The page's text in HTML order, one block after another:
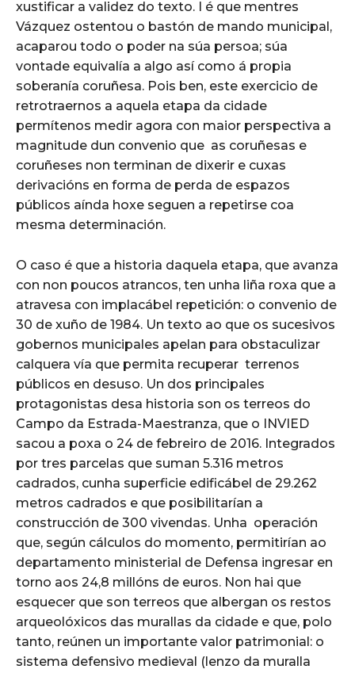
xustificar a validez do texto. I é que mentres
Vázquez ostentou o bastón de mando municipal,
acaparou todo o poder na súa persoa; súa
vontade equivalía a algo así como á propia
soberanía coruñesa. Pois ben, este exercicio de
retrotraernos a aquela etapa da cidade
permítenos medir agora con maior perspectiva a
magnitude dun convenio que as coruñesas e
coruñeses non terminan de dixerir e cuxas
derivacións en forma de perda de espazos
públicos aínda hoxe seguen a repetirse coa
mesma determinación.
O caso é que a historia daquela etapa, que avanza
con non poucos atrancos, ten unha liña roxa que a
atravesa con implacábel repetición: o convenio de
30 de xuño de 1984. Un texto ao que os sucesivos
gobernos municipales apelan para obstaculizar
calquera vía que permita recuperar terrenos
públicos en desuso. Un dos principales
protagonistas desa historia son os terreos do
Campo da Estrada-Maestranza, que o INVIED
sacou a poxa o 24 de febreiro de 2016. Integrados
por tres parcelas que suman 5.316 metros
cadrados, cunha superficie edificábel de 29.262
metros cadrados e que posibilitarían a
construcción de 300 vivendas. Unha operación
que, según cálculos do momento, permitirían ao
departamento ministerial de Defensa ingresar en
torno aos 24,8 millóns de euros. Non hai que
esquecer que son terreos que albergan os restos
arqueolóxicos das murallas da cidade e que, polo
tanto, reúnen un importante valor patrimonial: o
sistema defensivo medieval (lenzo da muralla